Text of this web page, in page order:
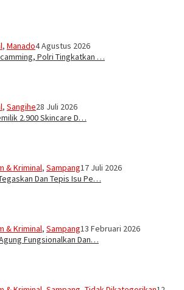
, Manado4 Agustus 2026
Polri Tingkatkan …
, Sangihe28 Juli 2026
2.900 Skincare D…
& Kriminal, Sampang17 Juli 2026
Dan Tepis Isu Pe…
& Kriminal, Sampang13 Februari 2026
Fungsionalkan Dan…